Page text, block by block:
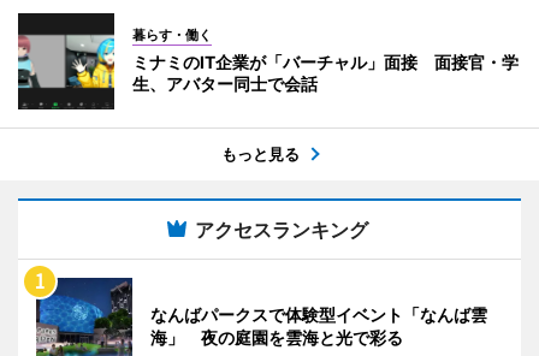
暮らす・働く
ミナミのIT企業が「バーチャル」面接 面接官・学
生、アバター同士で会話
もっと見る
アクセスランキング
なんばパークスで体験型イベント「なんば雲
海」 夜の庭園を雲海と光で彩る